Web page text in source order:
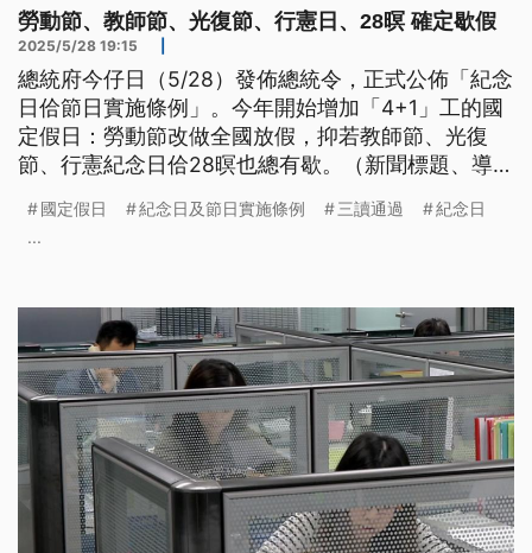
勞動節、教師節、光復節、行憲日、28暝 確定歇假
2025/5/28 19:15
總統府今仔日（5/28）發佈總統令，正式公佈「紀念
日佮節日實施條例」。今年開始增加「4+1」工的國
定假日：勞動節改做全國放假，抑若教師節、光復
節、行憲紀念日佮28暝也總有歇。（新聞標題、導言
國定假日 紀念日及節日實施條例 三讀通過
紀念日
...